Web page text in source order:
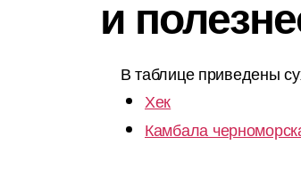
и
В таблице приведены
Хек
Камбала